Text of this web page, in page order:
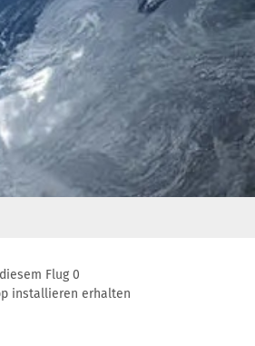
Flug 0
installieren erhalten